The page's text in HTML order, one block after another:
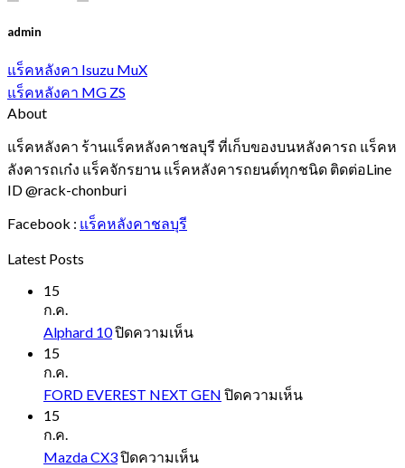
admin
แร็คหลังคา Isuzu MuX
แร็คหลังคา MG ZS
About
แร็คหลังคา ร้านแร็คหลังคาชลบุรี ที่เก็บของบนหลังคารถ แร็คห
ลังคารถเก๋ง แร็คจักรยาน แร็คหลังคารถยนต์ทุกชนิด ติดต่อLine
ID @rack-chonburi
Facebook : แร็คหลังคาชลบุรี
Latest Posts
15
ก.ค.
Alphard 10ปิดความเห็นบน
15
ก.ค.
FORD EVEREST NEXT GEN ปิดความเห็นบน
15
ก.ค.
Mazda CX3ปิดความเห็นบน